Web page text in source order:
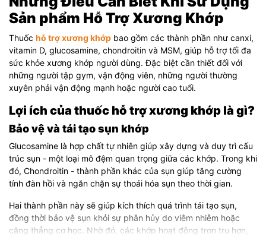
Sản phẩm Hỗ Trợ Xương Khớp
Thuốc hỗ trợ xương khớp bao gồm các thành phần như canxi,
vitamin D, glucosamine, chondroitin và MSM, giúp hỗ trợ tối đa
sức khỏe xương khớp người dùng. Đặc biệt cần thiết đối với
những người tập gym, vận động viên, những người thường
xuyên phải vận động mạnh hoặc người cao tuổi.
Lợi ích của thuốc hỗ trợ xương khớp là gì?
Bảo vệ và tái tạo sụn khớp
Glucosamine là hợp chất tự nhiên giúp xây dựng và duy trì cấu
trúc sụn - một loại mô đệm quan trọng giữa các khớp. Trong khi
đó, Chondroitin - thành phần khác của sụn giúp tăng cường
tính đàn hồi và ngăn chặn sự thoái hóa sụn theo thời gian.
Hai thành phần này sẽ giúp kích thích quá trình tái tạo sụn,
đồng thời bảo vệ sụn khỏi sự phân hủy do viêm nhiễm hoặc
căng thẳng cơ học. Nhờ đó, các khớp hoạt động trơn tru hơn,